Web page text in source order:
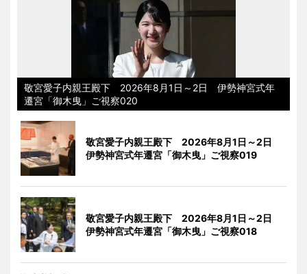
敬宮愛子内親王殿下 2026年8月1日～2日 伊勢神宮式年
遷宮「御木曳」ご視察020
敬宮愛子内親王殿下 2026年8月1日～2日
伊勢神宮式年遷宮「御木曳」ご視察019
敬宮愛子内親王殿下 2026年8月1日～2日
伊勢神宮式年遷宮「御木曳」ご視察018